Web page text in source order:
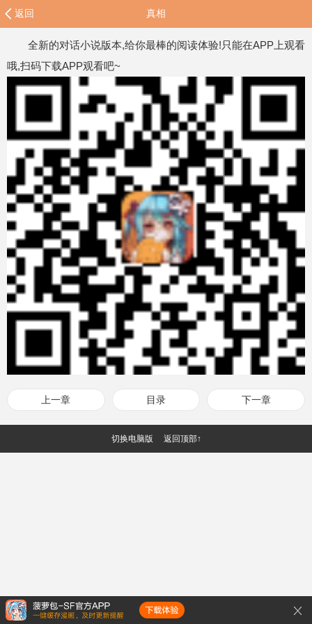
返回 真相
全新的对话小说版本,给你最棒的阅读体验!只能在APP上观看
哦,扫码下载APP观看吧~
上一章 目录 下一章
切换电脑版 返回顶部↑